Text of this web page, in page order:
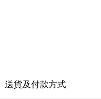
送貨及付款方式